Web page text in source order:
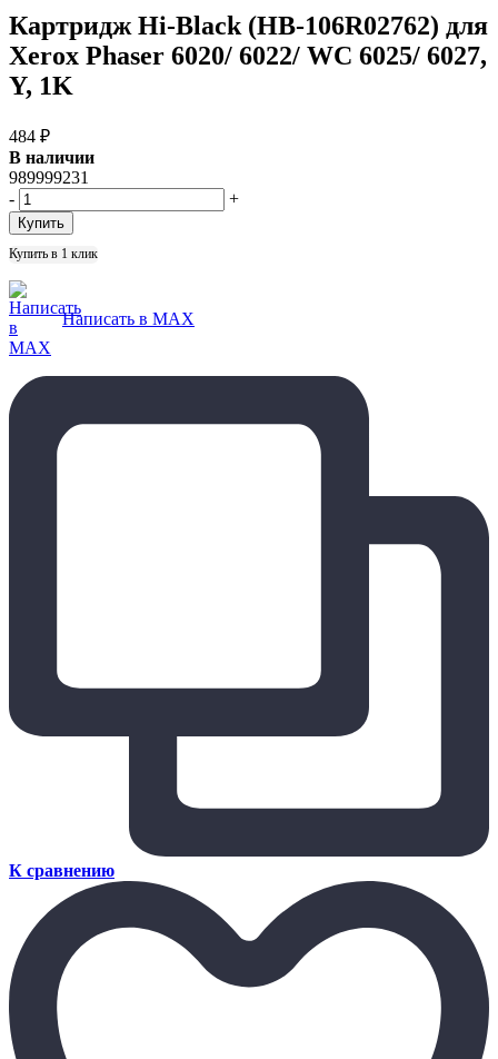
Картридж Hi-Black (HB-106R02762) для
Xerox Phaser 6020/ 6022/ WC 6025/ 6027,
Y, 1K
484 ₽
В наличии
989999231
-
+
Купить в 1 клик
Написать в MAX
К сравнению